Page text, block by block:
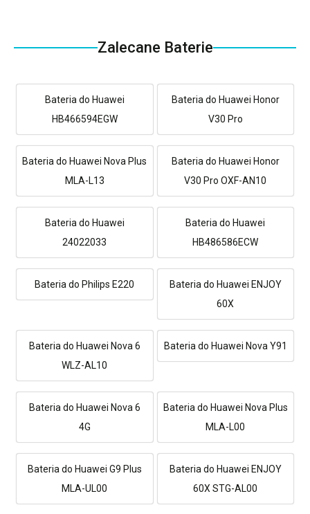
Zalecane Baterie
Bateria do Huawei
HB466594EGW
Bateria do Huawei Honor
V30 Pro
Bateria do Huawei Nova Plus
MLA-L13
Bateria do Huawei Honor
V30 Pro OXF-AN10
Bateria do Huawei
24022033
Bateria do Huawei
HB486586ECW
Bateria do Philips E220
Bateria do Huawei ENJOY
60X
Bateria do Huawei Nova 6
WLZ-AL10
Bateria do Huawei Nova Y91
Bateria do Huawei Nova 6
4G
Bateria do Huawei Nova Plus
MLA-L00
Bateria do Huawei G9 Plus
MLA-UL00
Bateria do Huawei ENJOY
60X STG-AL00